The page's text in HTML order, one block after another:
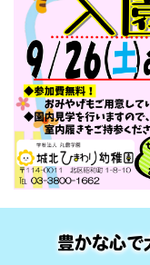
豊かな心で